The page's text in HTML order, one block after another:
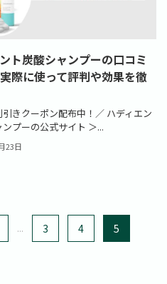
ト炭酸シャンプーの口コミ
際に使って評判や効果を徹
きクーポン配布中！／ ハディエン
ンプーの公式サイト ＞...
23日
... 3 4 5